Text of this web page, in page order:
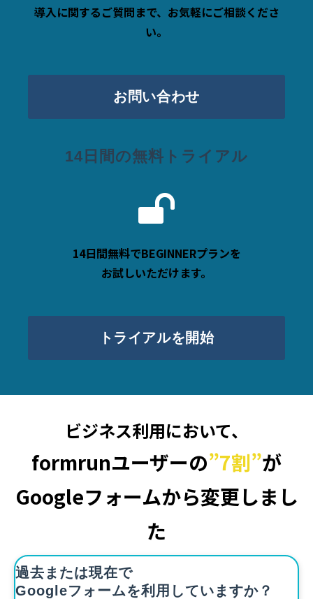
導入に関するご質問まで、お気軽にご相談くださ
い。
お問い合わせ
14日間の無料トライアル
14日間無料でBEGINNERプランを
お試しいただけます。
トライアルを開始
ビジネス利用において、
formrunユーザーの”7割”が
Googleフォームから変更しまし
た
過去または現在で
Googleフォームを利用していますか？